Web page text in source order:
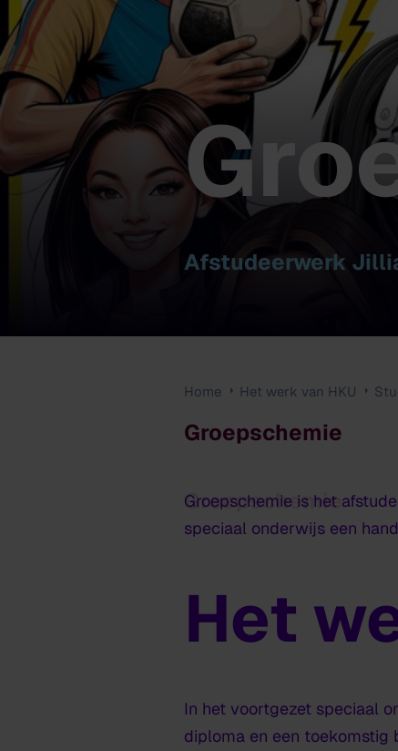
Afstudeerwerk
Home Het werk van HKU
Groepschemie
Groepschemie
Groepschemie is het
speciaal onderwijs een
Het
In het voortgezet speciaal
diploma en een toekomstig